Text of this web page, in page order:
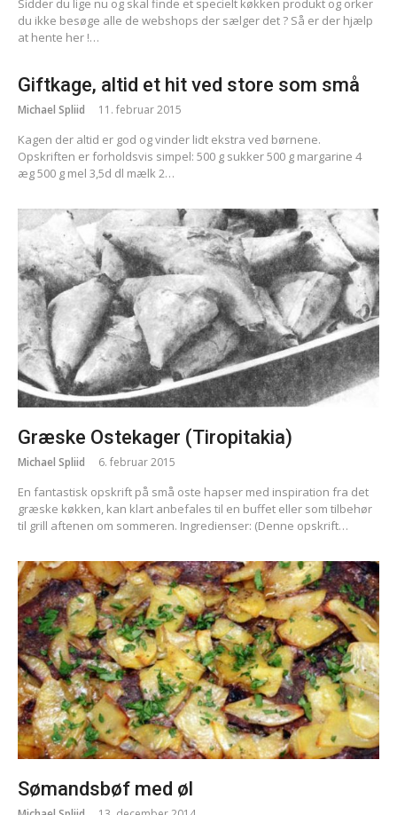
Sidder du lige nu og skal finde et specielt køkken produkt og orker
du ikke besøge alle de webshops der sælger det ? Så er der hjælp
at hente her !…
Giftkage, altid et hit ved store som små
Michael Spliid 11. februar 2015
Kagen der altid er god og vinder lidt ekstra ved børnene.
Opskriften er forholdsvis simpel: 500 g sukker 500 g margarine 4
æg 500 g mel 3,5d dl mælk 2…
Græske Ostekager (Tiropitakia)
Michael Spliid 6. februar 2015
En fantastisk opskrift på små oste hapser med inspiration fra det
græske køkken, kan klart anbefales til en buffet eller som tilbehør
til grill aftenen om sommeren. Ingredienser: (Denne opskrift…
Sømandsbøf med øl